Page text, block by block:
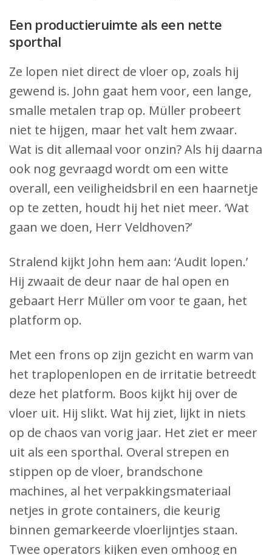
Een productieruimte als een nette
sporthal
Ze lopen niet direct de vloer op, zoals hij
gewend is. John gaat hem voor, een lange,
smalle metalen trap op. Müller probeert
niet te hijgen, maar het valt hem zwaar.
Wat is dit allemaal voor onzin? Als hij daarna
ook nog gevraagd wordt om een witte
overall, een veiligheidsbril en een haarnetje
op te zetten, houdt hij het niet meer. ‘Wat
gaan we doen, Herr Veldhoven?’
Stralend kijkt John hem aan: ‘Audit lopen.’
Hij zwaait de deur naar de hal open en
gebaart Herr Müller om voor te gaan, het
platform op.
Met een frons op zijn gezicht en warm van
het traplopenlopen en de irritatie betreedt
deze het platform. Boos kijkt hij over de
vloer uit. Hij slikt. Wat hij ziet, lijkt in niets
op de chaos van vorig jaar. Het ziet er meer
uit als een sporthal. Overal strepen en
stippen op de vloer, brandschone
machines, al het verpakkingsmateriaal
netjes in grote containers, die keurig
binnen gemarkeerde vloerlijntjes staan.
Twee operators kijken even omhoog en